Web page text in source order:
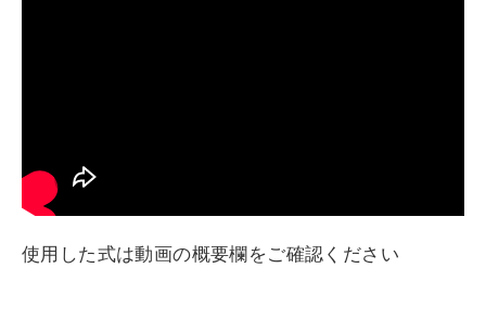
使用した式は動画の概要欄をご確認ください